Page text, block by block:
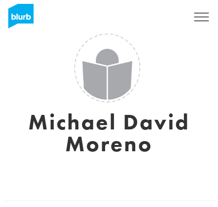
Michael David
Moreno